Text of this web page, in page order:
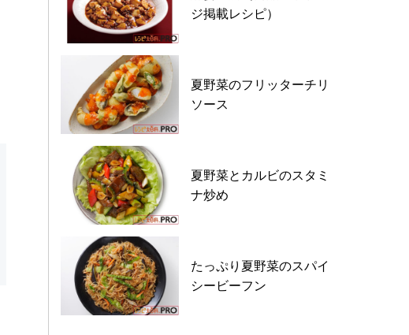
ジ掲載レシピ）
夏野菜のフリッターチリ
ソース
夏野菜とカルビのスタミ
ナ炒め
たっぷり夏野菜のスパイ
シービーフン